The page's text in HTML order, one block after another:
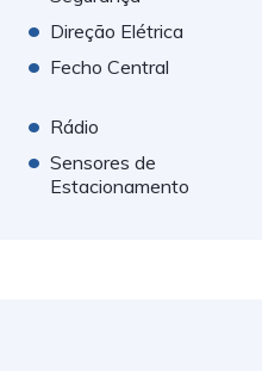
• Direção Elétrica
• Fecho Central
• Rádio
• Sensores de
Estacionamento